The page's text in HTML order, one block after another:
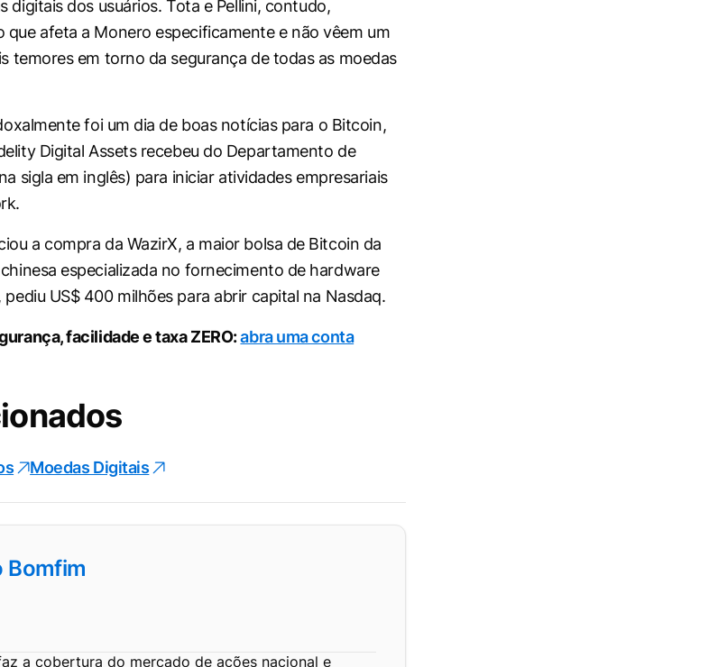
digitais dos usuários. Tota e Pellini, contudo,
que afeta a Monero especificamente e não vêem um
temores em torno da segurança de todas as moedas
foi um dia de boas notícias para o Bitcoin,
Digital Assets recebeu do Departamento de
sigla em inglês) para iniciar atividades empresariais
a compra da WazirX, a maior bolsa de Bitcoin da
especializada no fornecimento de hardware
US$ 400 milhões para abrir capital na Nasdaq.
facilidade e taxa ZERO:abra uma conta
Moedas Digitais
Bomfim
a cobertura do mercado de ações nacional e